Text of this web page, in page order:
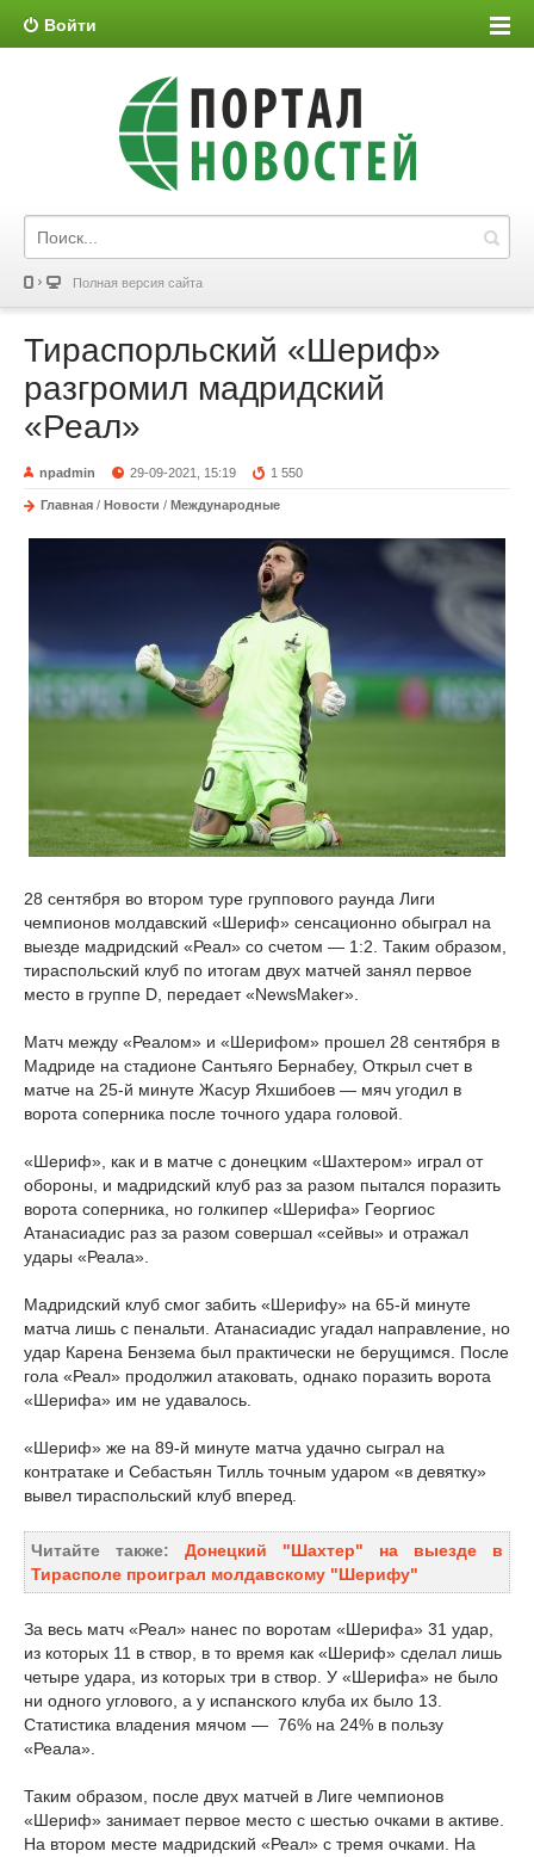
Войти
Полная версия сайта
Тираспорльский «Шериф»
разгромил мадридский
«Реал»
npadmin 29-09-2021, 15:19 1 550
Главная / Новости / Международные
28 сентября во втором туре группового раунда Лиги
чемпионов молдавский «Шериф» сенсационно обыграл на
выезде мадридский «Реал» со счетом — 1:2. Таким образом,
тираспольский клуб по итогам двух матчей занял первое
место в группе D, передает «NewsMaker».
Матч между «Реалом» и «Шерифом» прошел 28 сентября в
Мадриде на стадионе Сантьяго Бернабеу, Открыл счет в
матче на 25-й минуте Жасур Яхшибоев — мяч угодил в
ворота соперника после точного удара головой.
«Шериф», как и в матче с донецким «Шахтером» играл от
обороны, и мадридский клуб раз за разом пытался поразить
ворота соперника, но голкипер «Шерифа» Георгиос
Атанасиадис раз за разом совершал «сейвы» и отражал
удары «Реала».
Мадридский клуб смог забить «Шерифу» на 65-й минуте
матча лишь с пенальти. Атанасиадис угадал направление, но
удар Карена Бензема был практически не берущимся. После
гола «Реал» продолжил атаковать, однако поразить ворота
«Шерифа» им не удавалось.
«Шериф» же на 89-й минуте матча удачно сыграл на
контратаке и Себастьян Тилль точным ударом «в девятку»
вывел тираспольский клуб вперед.
Читайте также: Донецкий "Шахтер" на выезде в
Тирасполе проиграл молдавскому "Шерифу"
За весь матч «Реал» нанес по воротам «Шерифа» 31 удар,
из которых 11 в створ, в то время как «Шериф» сделал лишь
четыре удара, из которых три в створ. У «Шерифа» не было
ни одного углового, а у испанского клуба их было 13.
Статистика владения мячом — 76% на 24% в пользу
«Реала».
Таким образом, после двух матчей в Лиге чемпионов
«Шериф» занимает первое место с шестью очками в активе.
На втором месте мадридский «Реал» с тремя очками. На